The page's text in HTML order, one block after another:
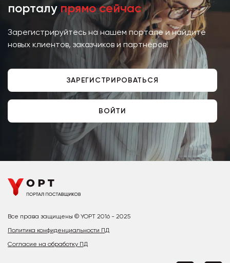
порталу прямо сейчас
Зарегистрируйтесь на нашем портале и найдите
новых клиентов, заказчиков и партнёров!
ЗАРЕГИСТРИРОВАТЬСЯ
ВОЙТИ
Все права защищены © YOPT 2016 - 2025
Политика конфиденциальности ПД
Согласие на обработку ПД